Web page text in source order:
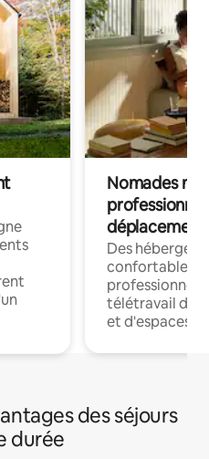
Nomades
déplacement
Des
confortables
professionnels
télétravail
et d'espaces
des séjours
durée